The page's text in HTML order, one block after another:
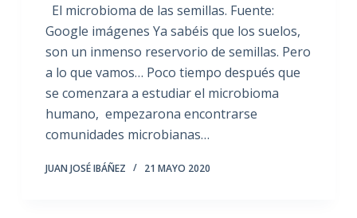
El microbioma de las semillas. Fuente:
Google imágenes Ya sabéis que los suelos,
son un inmenso reservorio de semillas. Pero
a lo que vamos… Poco tiempo después que
se comenzara a estudiar el microbioma
humano, empezarona encontrarse
comunidades microbianas…
JUAN JOSÉ IBÁÑEZ 21 MAYO 2020